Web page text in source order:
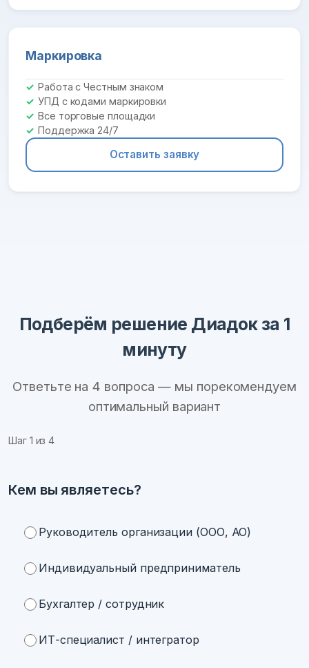
Маркировка
Работа с Честным знаком
УПД с кодами маркировки
Все торговые площадки
Поддержка 24/7
Оставить заявку
Подберём решение Диадок за 1
минуту
Ответьте на 4 вопроса — мы порекомендуем
оптимальный вариант
Шаг 1 из 4
Кем вы являетесь?
Руководитель организации (ООО, АО)
Индивидуальный предприниматель
Бухгалтер / сотрудник
ИТ-специалист / интегратор